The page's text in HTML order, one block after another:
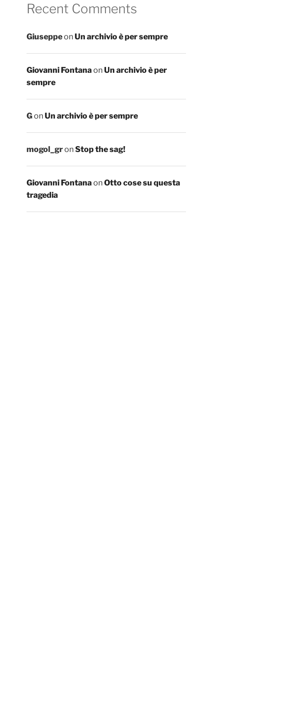
Recent Comments
GiuseppeonUn archivio è per sempre
Giovanni FontanaonUn archivio è per
sempre
GonUn archivio è per sempre
mogol_gronStop the sag!
Giovanni FontanaonOtto cose su questa
tragedia